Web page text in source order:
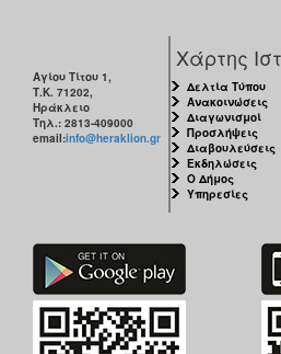
Αγίου Τίτου 1,
Τ.Κ. 71202,
Ηράκλειο
Τηλ.: 2813-409000
email:info@heraklion.gr
Χάρτης
Δελτία Τύπου
Ανακοινώσεις
Διαγωνισμοί
Προσλήψεις
Διαβουλεύσεις
Εκδηλώσεις
Ο Δήμος
Υπηρεσίες